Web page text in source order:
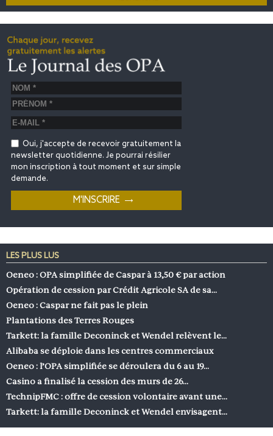
Oui, j'accepte de recevoir gratuitement la
newsletter quotidienne. Je pourrai résilier
mon inscription à tout moment et sur simple
demande.
LES PLUS LUS
Oeneo : OPA simplifiée de Caspar à 13,50 € par action
Opération de cession par Crédit Agricole SA de sa…
Oeneo : Caspar ne fait pas le plein
Plantations des Terres Rouges
Tarkett: la famille Deconinck et Wendel relèvent le…
Alibaba se déploie dans les centres commerciaux
Oeneo : l’OPA simplifiée se déroulera du 6 au 19…
Casino a finalisé la cession des murs de 26…
TechnipFMC : offre de cession volontaire avant une…
Tarkett: la famille Deconinck et Wendel envisagent…